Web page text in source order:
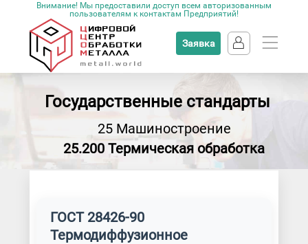
Внимание! Мы предоставили доступ всем авторизованным
пользователям к контактам Предприятий!
Заявка
Государственные стандарты
25 Машиностроение
25.200 Термическая обработка
ГОСТ 28426-90
Термодиффузионное